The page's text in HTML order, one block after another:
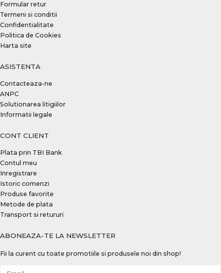
Formular retur
Termeni si conditii
Confidentialitate
Politica de Cookies
Harta site
ASISTENTA
Contacteaza-ne
ANPC
Solutionarea litigiilor
Informatii legale
CONT CLIENT
Plata prin TBI Bank
Contul meu
Inregistrare
Istoric comenzi
Produse favorite
Metode de plata
Transport si retururi
ABONEAZA-TE LA NEWSLETTER
Fii la curent cu toate promotiile si produsele noi din shop!